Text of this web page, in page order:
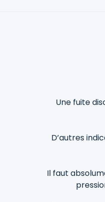
Une fuite
D’autres
Il faut